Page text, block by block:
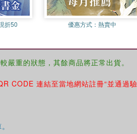
折50 優惠方式： 熱賣中
嚴重的狀態，其餘商品將正常出貨。
連結至當地網站註冊“並通過驗